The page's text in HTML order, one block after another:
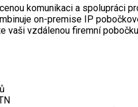
komunikaci a spolupráci
on-premise IP
vaši vzdálenou firemní